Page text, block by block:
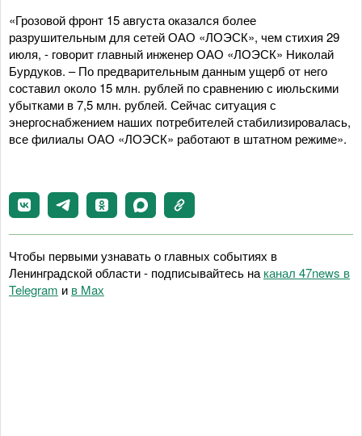
«Грозовой фронт 15 августа оказался более
разрушительным для сетей ОАО «ЛОЭСК», чем стихия 29
июля, - говорит главный инженер ОАО «ЛОЭСК» Николай
Бурдуков. – По предварительным данным ущерб от него
составил около 15 млн. рублей по сравнению с июльскими
убытками в 7,5 млн. рублей. Сейчас ситуация с
энергоснабжением наших потребителей стабилизировалась,
все филиалы ОАО «ЛОЭСК» работают в штатном режиме».
Чтобы первыми узнавать о главных событиях в
Ленинградской области - подписывайтесь на канал 47news в
Telegram и в Maх